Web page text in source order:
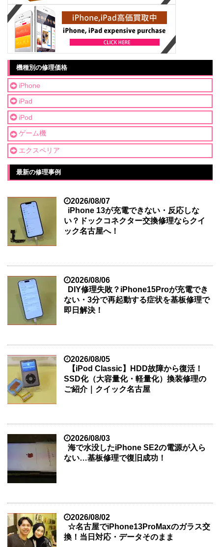
機種別の修理価格
iPhone
iPad
iPod
ゲーム機
エクスペリア
最新の修理事例
2026/08/07
iPhone 13が充電できない・反応しな
い？ドックコネクター交換修理ならクイ
ック名古屋へ！
2026/08/06
DIY修理失敗？iPhone15Proが充電でき
ない・3分で再起動する症状を基板修理で
即日解決！
2026/08/05
【iPod Classic】HDD故障から復活！
SSD化（大容量化・軽量化）換装修理の
ご紹介｜クイック名古屋
2026/08/03
海で水没したiPhone SE2の電源が入ら
ない…基板修理で復旧成功！
2026/08/02
☆名古屋でiPhone13ProMaxのガラス交
換！当日対応・データそのまま